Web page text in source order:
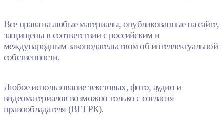
Все права на любые материалы, опубликованные на сайте,
защищены в соответствии с российским и
международным законодательством об интеллектуальной
собственности.
Любое использование текстовых, фото, аудио и
видеоматериалов возможно только с согласия
правообладателя (ВГТРК).